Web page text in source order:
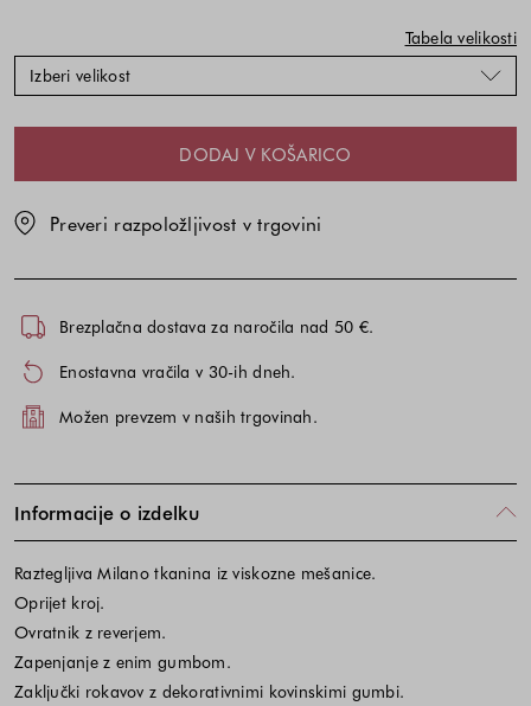
velikosti
Tabela velikosti
velikosti
Izberi velikost
DODAJ V KOŠARICO
Preveri razpoložljivost v trgovini
Brezplačna dostava za naročila nad 50 €.
Enostavna vračila v 30-ih dneh.
Možen prevzem v naših trgovinah.
Informacije o izdelku
Raztegljiva Milano tkanina iz viskozne mešanice.
Oprijet kroj.
Ovratnik z reverjem.
Zapenjanje z enim gumbom.
Zaključki rokavov z dekorativnimi kovinskimi gumbi.